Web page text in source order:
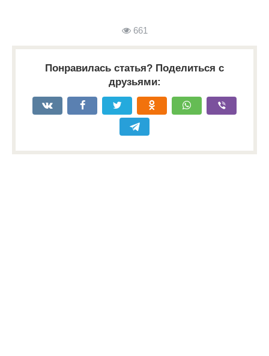
661
Понравилась статья? Поделиться с
друзьями: